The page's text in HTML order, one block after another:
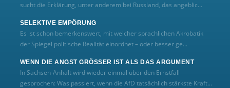
sucht die Erklärung, unter anderem bei Russland, das angeblic...
SELEKTIVE EMPÖRUNG
Es ist schon bemerkenswert, mit welcher sprachlichen Akrobatik
der Spiegel politische Realität einordnet – oder besser ge...
WENN DIE ANGST GRÖSSER IST ALS DAS ARGUMENT
In Sachsen-Anhalt wird wieder einmal über den Ernstfall
gesprochen: Was passiert, wenn die AfD tatsächlich stärkste Kraft...